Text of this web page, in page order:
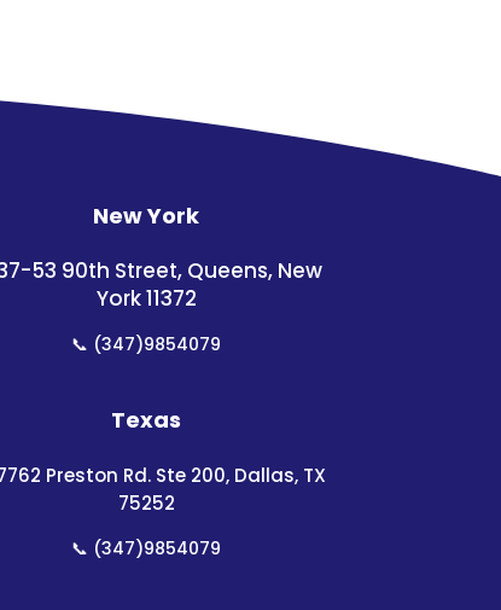
New York
53 90th Street, Queens, New
York 11372
📞 (347)9854079
Texas
Preston Rd. Ste 200, Dallas, TX
75252
📞 (347)9854079